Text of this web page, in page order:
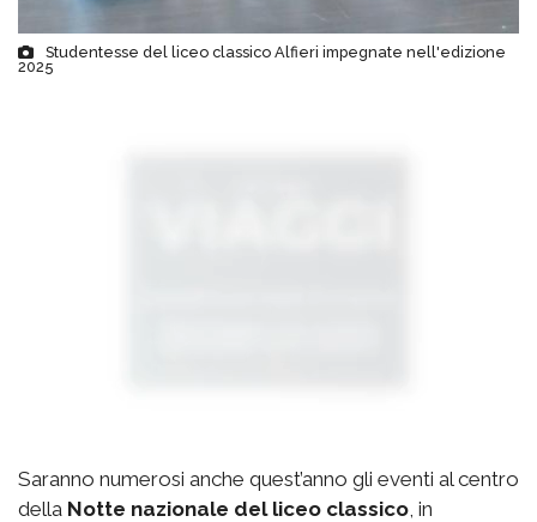
Studentesse del liceo classico Alfieri impegnate nell'edizione
2025
Saranno numerosi anche quest’anno gli eventi al centro
della Notte nazionale del liceo classico , in